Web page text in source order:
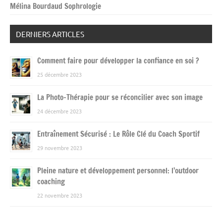
Mélina Bourdaud Sophrologie
DERNIERS ARTICLES
Comment faire pour développer la confiance en soi ?
25 décembre 2023
La Photo-Thérapie pour se réconcilier avec son image
24 décembre 2023
Entraînement Sécurisé : Le Rôle Clé du Coach Sportif
29 novembre 2023
Pleine nature et développement personnel: l’outdoor
coaching
22 novembre 2023